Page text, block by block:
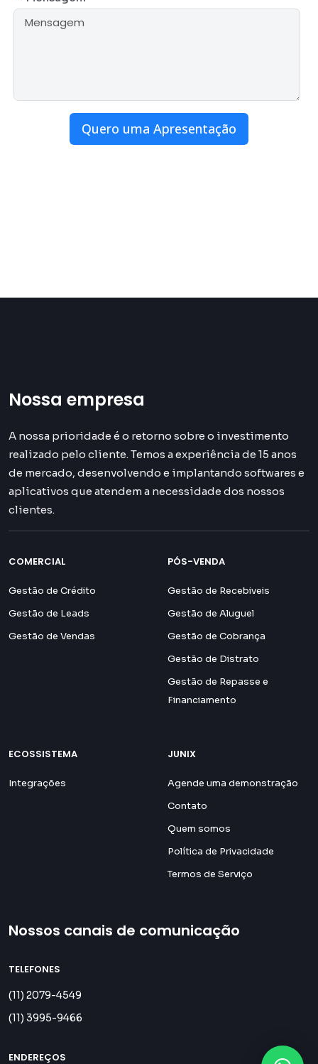
Quero uma Apresentação
Nossa empresa
A nossa prioridade é o retorno sobre o investimento
realizado pelo cliente. Temos a experiência de 15 anos
de mercado, desenvolvendo e implantando softwares e
aplicativos que atendem a necessidade dos nossos
clientes.
COMERCIAL
Gestão de Crédito
Gestão de Leads
Gestão de Vendas
PÓS-VENDA
Gestão de Recebiveis
Gestão de Aluguel
Gestão de Cobrança
Gestão de Distrato
Gestão de Repasse e
Financiamento
ECOSSISTEMA
Integrações
JUNIX
Agende uma demonstração
Contato
Quem somos
Política de Privacidade
Termos de Serviço
Nossos canais de comunicação
TELEFONES
(11) 2079-4549
(11) 3995-9466
ENDEREÇOS